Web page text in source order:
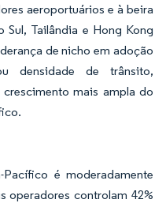
aeroportuários e à beira
Sul, Tailândia e Hong Kong
de nicho em adoção
densidade de trânsito,
mais ampla do
é moderadamente
operadores controlam 42%